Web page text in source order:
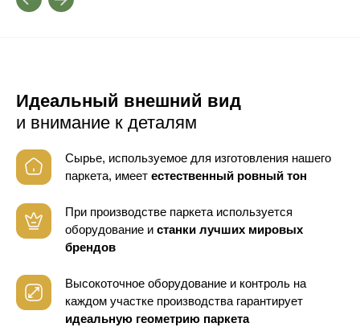
Идеальный внешний вид
и внимание к деталям
Сырье, используемое для изготовления нашего
паркета, имеет естественный ровный тон
При производстве паркета используется
оборудование и станки лучших мировых
брендов
Высокоточное оборудование и контроль на
каждом участке производства гарантирует
идеальную геометрию паркета